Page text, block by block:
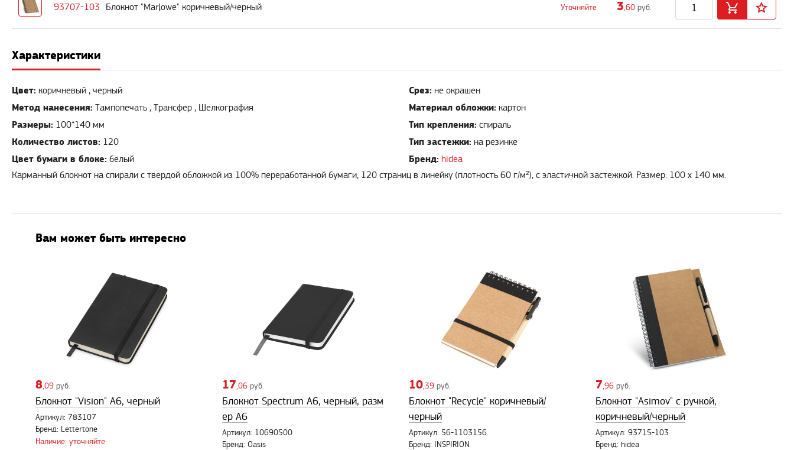
93707-103 Блокнот "Marlowe" коричневый/черный Уточняйте 3,60 руб.
Характеристики
Цвет: коричневый , черный
Метод нанесения: Тампопечать , Трансфер , Шелкография
Размеры: 100*140 мм
Количество листов: 120
Цвет бумаги в блоке: белый
Срез: не окрашен
Материал обложки: картон
Тип крепления: спираль
Тип застежки: на резинке
Бренд: hidea
Карманный блокнот на спирали с твердой обложкой из 100% переработанной бумаги, 120 страниц в линейку (плотность 60 г/м²), с эластичной застежкой. Размер: 100 x 140 мм.
Вам может быть интересно
8,09 руб.
Блокнот "Vision" А6, черный
Артикул: 783107
Бренд: Lettertone
Наличие: уточняйте
17,06 руб.
Блокнот Spectrum A6, черный, разм
ер A6
Артикул: 10690500
Бренд: Oasis
10,39 руб.
Блокнот "Recycle" коричневый/
черный
Артикул: 56-1103156
Бренд: INSPIRION
7,96 руб.
Блокнот "Asimov" c ручкой,
коричневый/черный
Артикул: 93715-103
Бренд: hidea